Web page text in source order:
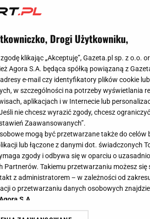
Drogi Użytkowniku,
klikając „Akceptuję”, Gazeta.pl sp. z o.o.
Agora S.A. będąca spółką powiązaną z
adresy e-mail czy identyfikatory plików cookie
w szczególności na potrzeby wyświetlania
aplikacjach i w Internecie lub
nie chcesz wyrazić zgody, chcesz
Zaawansowanych”.
mogą być przetwarzane także do
lub łączone z danymi dot. świadczonych
zgody i odbywa się w oparciu o
Partnerów. Takiemu przetwarzaniu możesz
z administratorem – w zależności od
o przetwarzaniu danych osobowych
S.A.